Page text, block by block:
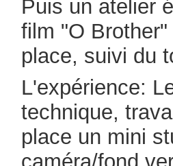
Puis un atelier
film "O
place, suivi du
L'expérience:
technique,
place un mini